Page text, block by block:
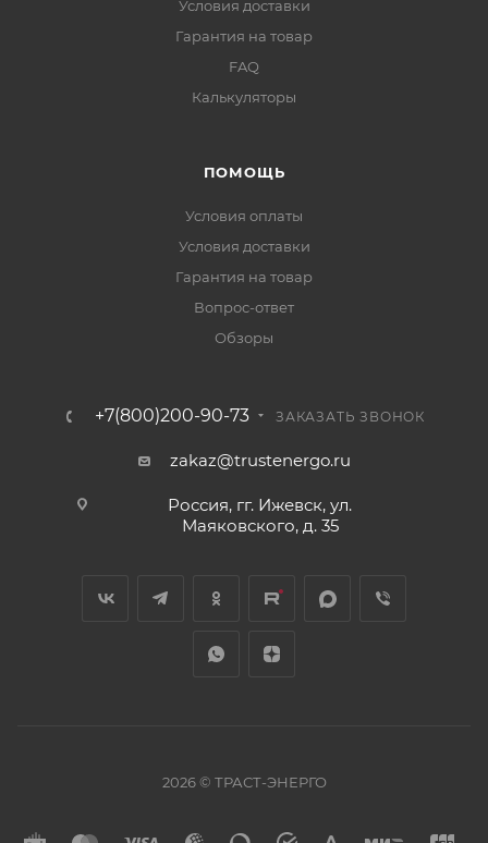
Условия доставки
Гарантия на товар
FAQ
Калькуляторы
ПОМОЩЬ
Условия оплаты
Условия доставки
Гарантия на товар
Вопрос-ответ
Обзоры
+7(800)200-90-73 ЗАКАЗАТЬ ЗВОНОК
zakaz@trustenergo.ru
Россия, гг. Ижевск, ул.
Маяковского, д. 35
2026 © ТРАСТ-ЭНЕРГО